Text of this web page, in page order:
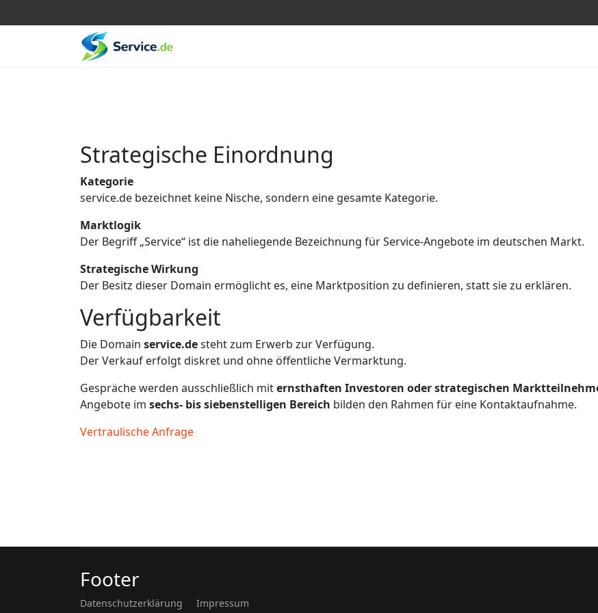
Strategische Einordnung
Kategorie
service.de bezeichnet keine Nische, sondern eine gesamte Kategorie.
Marktlogik
Der Begriff „Service“ ist die naheliegende Bezeichnung für Service-Angebote im deutschen Markt.
Strategische Wirkung
Der Besitz dieser Domain ermöglicht es, eine Marktposition zu definieren, statt sie zu erklären.
Verfügbarkeit
Die Domain service.desteht zum Erwerb zur Verfügung.
Der Verkauf erfolgt diskret und ohne öffentliche Vermarktung.
Gespräche werden ausschließlich miternsthaften Investoren oder strategischen
Angebote im sechs- bis siebenstelligen Bereich bilden den Rahmen für eine Kontaktaufnahme.
Vertraulische Anfrage
Footer
Datenschutzerklärung
Impressum